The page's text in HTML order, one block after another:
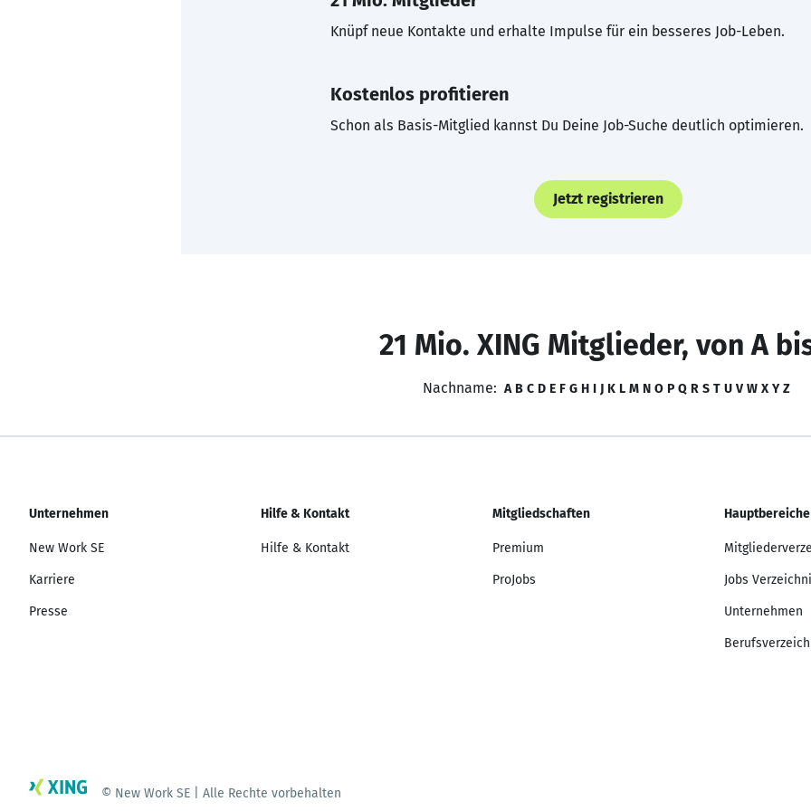
Knüpf neue Kontakte und erhalte Impulse für ein besseres Job-Leben.
Kostenlos profitieren
Schon als Basis-Mitglied kannst Du Deine Job-Suche deutlich optimieren.
Jetzt registrieren
21 Mio. XING Mitglieder, von A
Nachname: A B C D E F G H I J K L M N O P Q R S T U V W X Y Z
Unternehmen
New Work SE
Karriere
Presse
Hilfe & Kontakt
Hilfe & Kontakt
Mitgliedschaften
Premium
ProJobs
Hauptbereiche
Jobs
Unternehmen
© New Work SE | Alle Rechte vorbehalten